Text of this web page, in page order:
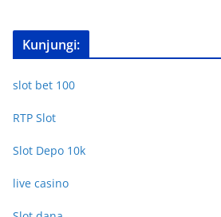
Kunjungi:
slot bet 100
RTP Slot
Slot Depo 10k
live casino